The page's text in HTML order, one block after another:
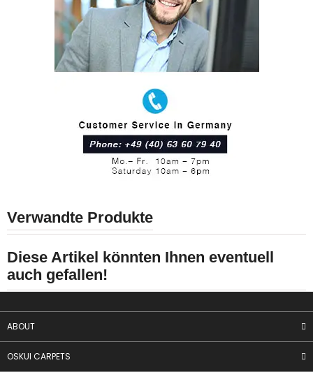
Verwandte Produkte
Diese Artikel könnten Ihnen eventuell
auch gefallen!
ABOUT
OSKUI CARPETS